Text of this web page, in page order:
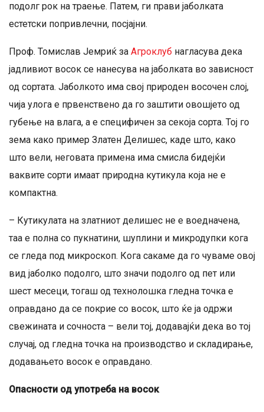
подолг рок на траење. Патем, ги прави јаболката
естетски попривлечни, посјајни.
Проф. Томислав Јемриќ за Агроклуб нагласува дека
јадливиот восок се нанесува на јаболката во зависност
од сортата. Јаболкото има свој природен восочен слој,
чија улога е првенствено да го заштити овошјето од
губење на влага, а е специфичен за секоја сорта. Тој го
зема како пример Златен Делишес, каде што, како
што вели, неговата примена има смисла бидејќи
ваквите сорти имаат природна кутикула која не е
компактна.
– Кутикулата на златниот делишес не е воедначена,
таа е полна со пукнатини, шуплини и микродупки кога
се гледа под микроскоп. Кога сакаме да го чуваме овој
вид јаболко подолго, што значи подолго од пет или
шест месеци, тогаш од технолошка гледна точка е
оправдано да се покрие со восок, што ќе ја одржи
свежината и сочноста – вели тој, додавајќи дека во тој
случај, од гледна точка на производство и складирање,
додавањето восок е оправдано.
Опасности од употреба на восок